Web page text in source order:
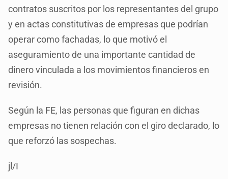
contratos suscritos por los representantes del grupo
y en actas constitutivas de empresas que podrían
operar como fachadas, lo que motivó el
aseguramiento de una importante cantidad de
dinero vinculada a los movimientos financieros en
revisión.
Según la FE, las personas que figuran en dichas
empresas no tienen relación con el giro declarado, lo
que reforzó las sospechas.
jl/I